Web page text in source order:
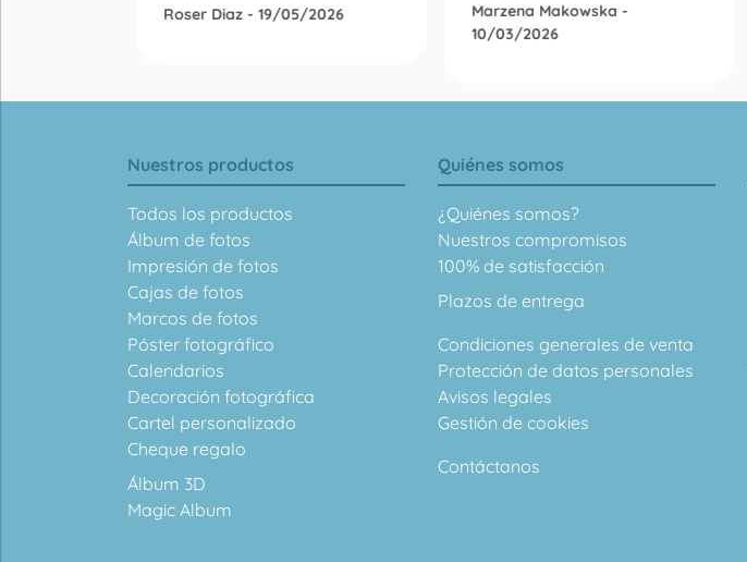
Roser Diaz - 19/05/2026
Marzena Makowska -
10/03/2026
Nuestros productos
Todos los productos
Álbum de fotos
Impresión de fotos
Cajas de fotos
Marcos de fotos
Póster fotográfico
Calendarios
Decoración fotográfica
Cartel personalizado
Cheque regalo
Álbum 3D
Magic Album
Quiénes somos
¿Quiénes somos?
Nuestros compromisos
100% de satisfacción
Plazos de entrega
Condiciones generales de venta
Protección de datos personales
Avisos legales
Gestión de cookies
Contáctanos